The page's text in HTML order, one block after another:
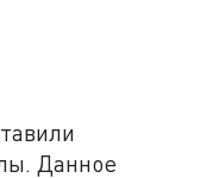
Данное